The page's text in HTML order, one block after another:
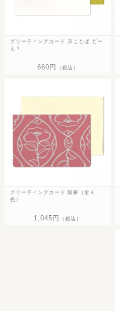
グリーティングカード 京ことば どー
え？
660円 （税込）
グリーティングカード 銀椿（全４
色）
1,045円 （税込）